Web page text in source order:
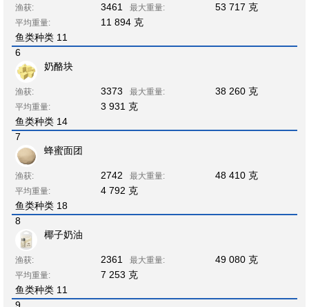
渔获: 3461 最大重量: 53 717 克
平均重量:
11 894 克
鱼类种类 11
6
奶酪块
渔获: 3373 最大重量: 38 260 克
平均重量:
3 931 克
鱼类种类 14
7
蜂蜜面团
渔获: 2742 最大重量: 48 410 克
平均重量:
4 792 克
鱼类种类 18
8
椰子奶油
渔获: 2361 最大重量: 49 080 克
平均重量:
7 253 克
鱼类种类 11